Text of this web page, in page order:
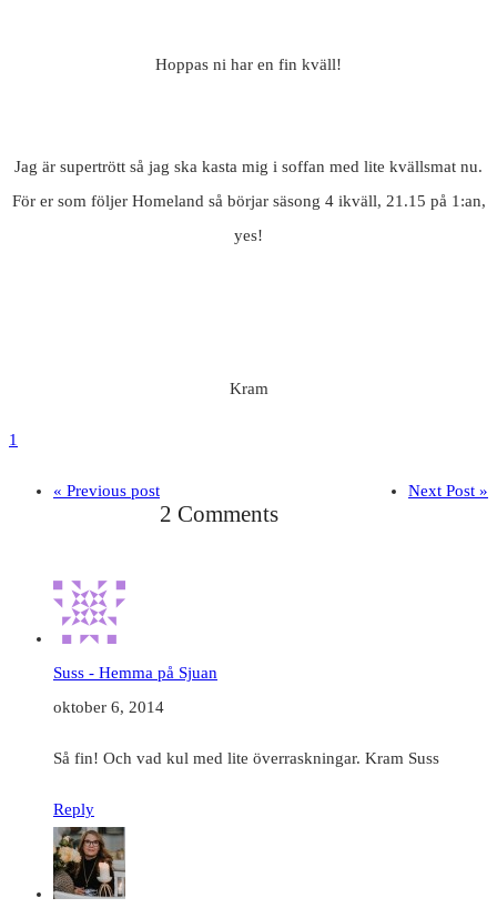
Hoppas ni har en fin kväll!
Jag är supertrött så jag ska kasta mig i soffan med lite kvällsmat nu.
För er som följer Homeland så börjar säsong 4 ikväll, 21.15 på 1:an,
yes!
Kram
1
« Previous post Next Post »
2 Comments
Suss - Hemma på Sjuan
oktober 6, 2014
Så fin! Och vad kul med lite överraskningar. Kram Suss
Reply